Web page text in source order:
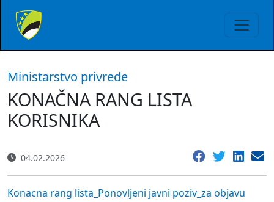
Ministarstvo privrede
KONAČNA RANG LISTA
KORISNIKA
04.02.2026
Konacna rang lista_Ponovljeni javni poziv_za objavu